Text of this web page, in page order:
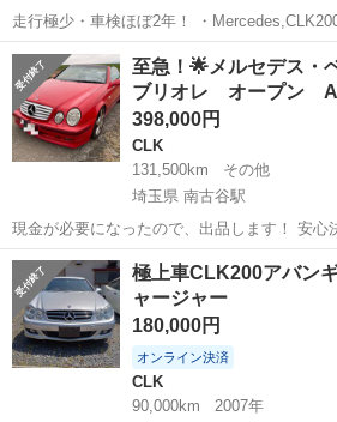
走行極少・車検ほぼ2年！ ・
登録2000年 ＊走行は.８千キロ台で、 慣らし運転中とも言える距離で
す。 登録から24年経過してますので 内外装
...
埼玉 狭山市 狭山市駅 CLK
至急！🌟メルセデス
ブリオレ オープン
398,000円
CLK
131,500km
その他
埼玉県 南古谷駅
現金が必要になったので、出品します！ 安心
少し上乗せさせていただきます。 なかなか普
く乗れます！ ソアラなどの国産の４人乗り
ます！ 令和6年度分...
埼玉 川越市 南古谷駅
極上車CLK200アバン
ャージャー
180,000円
オンライン決済
CLK
90,000km
2007年